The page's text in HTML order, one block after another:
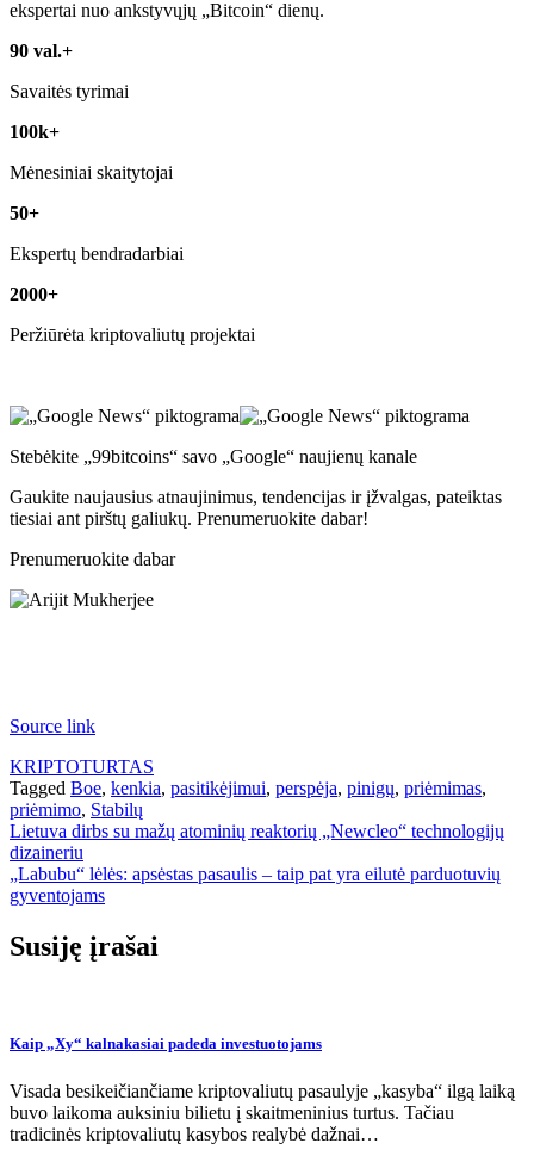
ekspertai nuo ankstyvųjų „Bitcoin“ dienų.
90 val.+
Savaitės tyrimai
100k+
Mėnesiniai skaitytojai
50+
Ekspertų bendradarbiai
2000+
Peržiūrėta kriptovaliutų projektai
Stebėkite „99bitcoins“ savo „Google“ naujienų kanale
Gaukite naujausius atnaujinimus, tendencijas ir įžvalgas, pateiktas
tiesiai ant pirštų galiukų. Prenumeruokite dabar!
Prenumeruokite dabar
Source link
KRIPTOTURTAS
Tagged Boe, kenkia, pasitikėjimui, perspėja, pinigų, priėmimas,
priėmimo, Stabilų
Navigacija
tarp
įrašų
Lietuva dirbs su mažų atominių reaktorių „Newcleo“ technologijų
dizaineriu
„Labubu“ lėlės: apsėstas pasaulis – taip pat yra eilutė parduotuvių
gyventojams
Susiję įrašai
Kaip „Xy“ kalnakasiai padeda investuotojams
Visada besikeičiančiame kriptovaliutų pasaulyje „kasyba“ ilgą laiką
buvo laikoma auksiniu bilietu į skaitmeninius turtus. Tačiau
tradicinės kriptovaliutų kasybos realybė dažnai…